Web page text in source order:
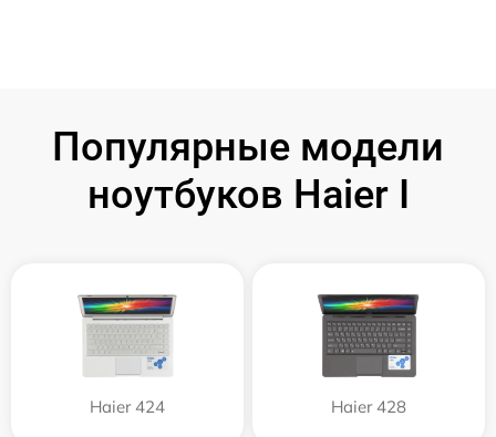
Популярные модели
ноутбуков Haier I
Haier 424 Haier 428